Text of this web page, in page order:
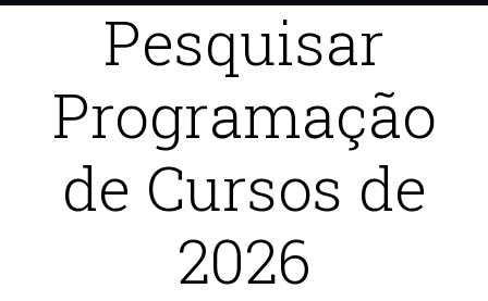
Pesquisar
Programação
de Cursos de
2026